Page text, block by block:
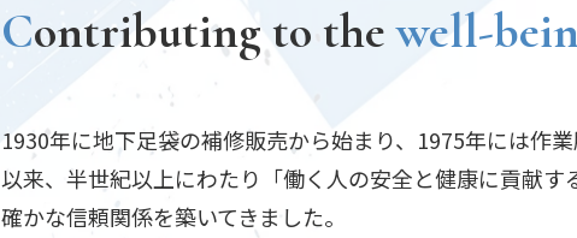
Contributing to thewell-
1930年に地下足袋の補修販売から始まり、1975年には作
以来、半世紀以上にわたり「働く人の安全と健康に貢献す
確かな信頼関係を築いてきました。